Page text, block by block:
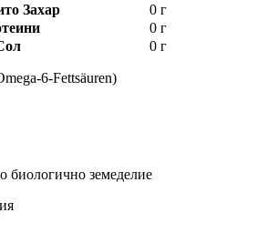
Захар
0 г
0 г
0 г
6-Fettsäuren)
биологично земеделие